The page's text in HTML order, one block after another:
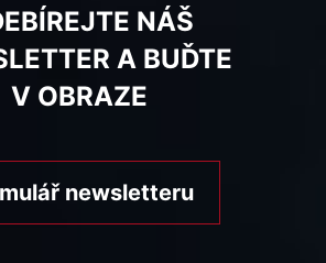
NÁŠ
A BUĎTE
V OBRAZE
newsletteru